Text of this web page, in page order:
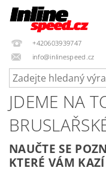
+420603939747
info@inlinespeed.cz
JDEME NA
NAUČTE SE
KTERÉ VÁM